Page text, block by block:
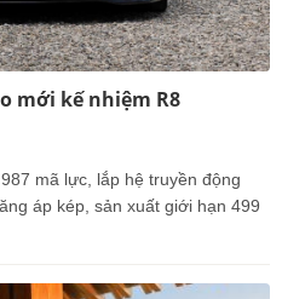
mới kế nhiệm R8
mã lực, lắp hệ truyền động
áp kép, sản xuất giới hạn 499